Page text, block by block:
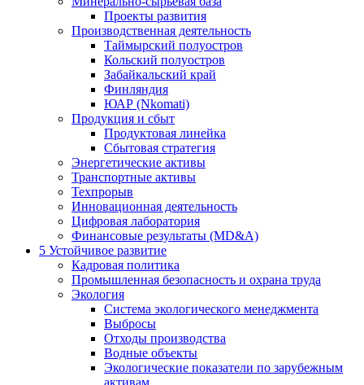
Проекты развития
Производственная деятельность
Таймырский полуостров
Кольский полуостров
Забайкальский край
Финляндия
ЮАР (Nkomati)
Продукция и сбыт
Продуктовая линейка
Сбытовая стратегия
Энергетические активы
Транспортные активы
Техпрорыв
Инновационная деятельность
Цифровая лаборатория
Финансовые результаты (MD&A)
5 Устойчивое развитие
Кадровая политика
Промышленная безопасность и охрана труда
Экология
Система экологического менеджмента
Выбросы
Отходы производства
Водные объекты
Экологические показатели по зарубежным
активам